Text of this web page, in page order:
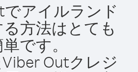
アイルランド
方法はとても
です。
Outクレジ